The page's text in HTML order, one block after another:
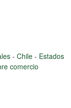
- Chile - Estados
comercio